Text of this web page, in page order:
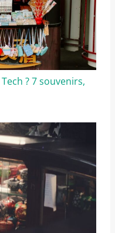
? 7 souvenirs,